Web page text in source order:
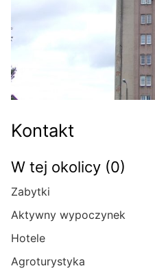
Kontakt
W tej okolicy (0)
Zabytki
Aktywny wypoczynek
Hotele
Agroturystyka